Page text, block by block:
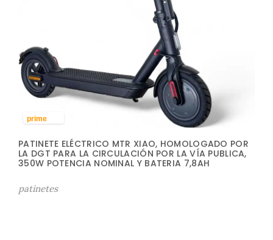
prime
PATINETE ELÉCTRICO MTR XIAO, HOMOLOGADO POR
LA DGT PARA LA CIRCULACIÓN POR LA VÍA PUBLICA,
350W POTENCIA NOMINAL Y BATERIA 7,8AH
patinetes